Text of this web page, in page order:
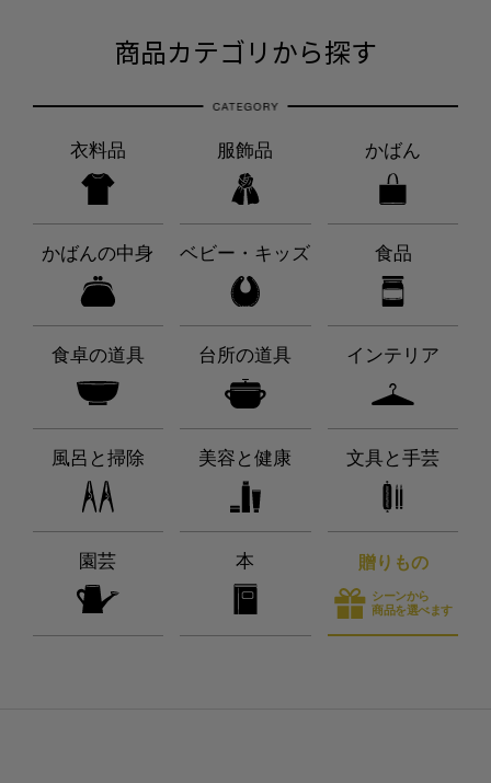
商品カテゴリから探す
衣料品 服飾品 かばん
かばんの中身 ベビー・キッズ 食品
食卓の道具 台所の道具 インテリア
風呂と掃除 美容と健康 文具と手芸
園芸 本 贈りもの
シーンから
商品を選べます